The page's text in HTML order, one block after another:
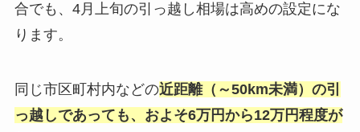
合でも、4月上旬の引っ越し相場は高めの設定にな
ります。
同じ市区町村内などの近距離（～50km未満）の引
っ越しであっても、およそ6万円から12万円程度が